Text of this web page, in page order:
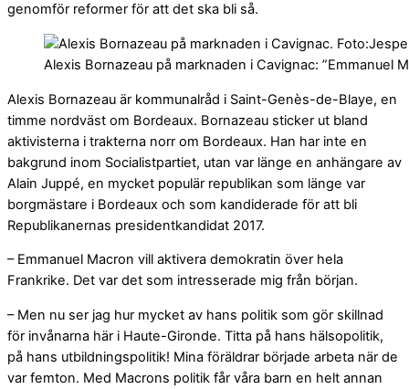
genomför reformer för att det ska bli så.
Alexis Bornazeau på marknaden i Cavignac: ”Emmanuel
Alexis Bornazeau är kommunalråd i Saint-Genès-de-Blaye, en
timme nordväst om Bordeaux. Bornazeau sticker ut bland
aktivisterna i trakterna norr om Bordeaux. Han har inte en
bakgrund inom Socialistpartiet, utan var länge en anhängare av
Alain Juppé, en mycket populär republikan som länge var
borgmästare i Bordeaux och som kandiderade för att bli
Republikanernas presidentkandidat 2017.
– Emmanuel Macron vill aktivera demokratin över hela
Frankrike. Det var det som intresserade mig från början.
– Men nu ser jag hur mycket av hans politik som gör skillnad
för invånarna här i Haute-Gironde. Titta på hans hälsopolitik,
på hans utbildningspolitik! Mina föräldrar började arbeta när de
var femton. Med Macrons politik får våra barn en helt annan